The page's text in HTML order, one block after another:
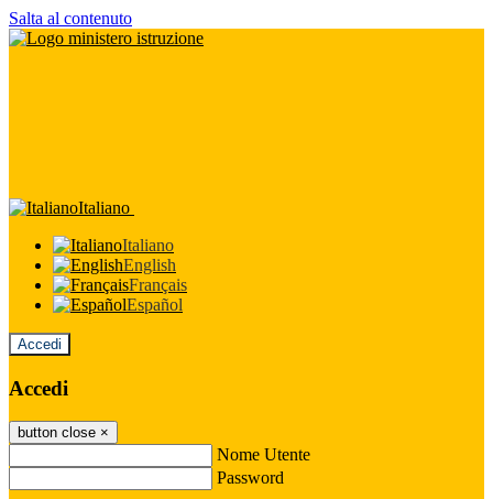
Salta al contenuto
Italiano
Italiano
English
Français
Español
Accedi
Accedi
button close ×
Nome Utente
Password